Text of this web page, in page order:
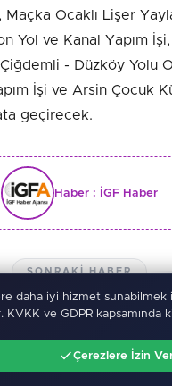
Maçka Ocaklı Lişer
Yol ve Kanal Yapım İşi,
- Düzköy Yolu
İşi ve Arsin Çocuk
geçirecek.
Haber : İGF Haber
SONRAKI HABER
ücretsiz
daha iyi hizmet sunabilmek
KVKK ve GDPR kapsamında
Çerezlere İzin
Gündem Ara